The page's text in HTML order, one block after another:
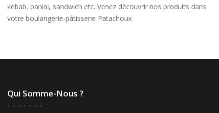
kebab, panini, sandwich etc. Venez découvrir nos produits dans
votre boulangerie-pâtisserie Patachoux.
Qui Somme-Nous ?